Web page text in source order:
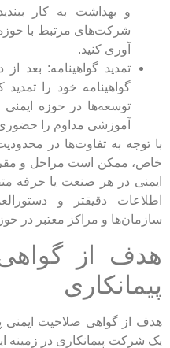
و بهداشت به کار
شرکت‌های مرتبط با حوزه
آوری کنید.
تمدید گواهینامه: بعد از
گواهینامه خود را
توسعه‌ها در حوزه ایمنی
آموزشی مداوم را حضوری
با توجه به تفاوت‌ها در
خاص، ممکن است مراحل و
ایمنی در هر صنعت یا حرفه
اطلاعات دقیقتر و
سازمان‌ها و مراکز معتبر در
هدف از
پیمانکاری
هدف از گواهی صلاحیت ایمنی
یک شرکت پیمانکاری در زمینه